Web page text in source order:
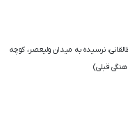
نرسیده به میدان ولیعصر، کوچه